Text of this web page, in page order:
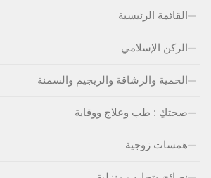
القائمة الرئيسية
الركن الإسلامي
الحمية والرشاقة والريجيم والسمنة
صحتكِ : طب وعلاج ووقاية
همسات زوجية